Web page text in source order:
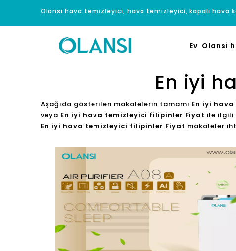
Olansi hava temizleyici, hava temizleyici, kapalı hava
Ev Olansi
En iyi
Aşağıda gösterilen makalelerin tamamı En iyi
veya En iyi hava temizleyici filipinler Fiyat ile ilgili
En iyi hava temizleyici filipinler Fiyat makaleler